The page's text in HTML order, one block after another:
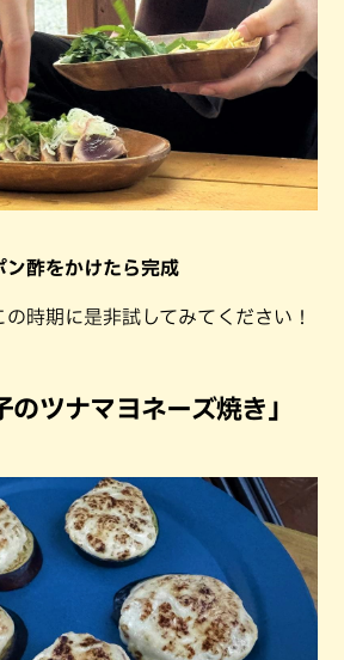
酢をかけたら完成
時期に是非試してみてください！
ツナマヨネーズ焼き」